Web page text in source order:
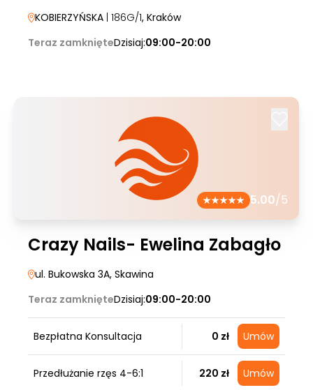
KOBIERZYŃSKA | 186G/1, Kraków
Teraz zamknięteDzisiaj:09:00-20:00
5.00/5
Crazy Nails- Ewelina Zabagło
ul. Bukowska 3A, Skawina
Teraz zamknięteDzisiaj:09:00-20:00
Bezpłatna Konsultacja 0 zł Umów
Przedłużanie rzęs 4-6:1 220 zł Umów